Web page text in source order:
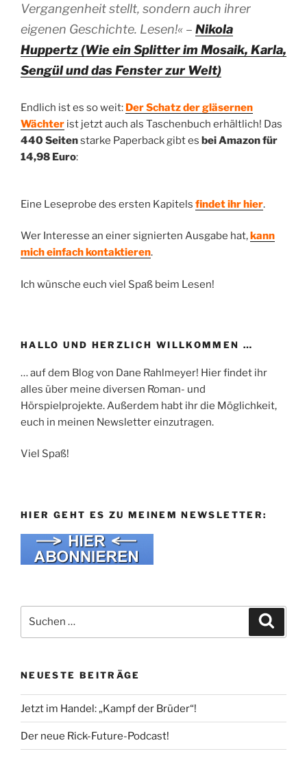
Vergangenheit stellt, sondern auch ihrer
eigenen Geschichte. Lesen!« – Nikola
Huppertz (Wie ein Splitter im Mosaik, Karla,
Sengül und das Fenster zur Welt)
Endlich ist es so weit: Der Schatz der gläsernen
Wächter ist jetzt auch als Taschenbuch erhältlich! Das
440 Seitenstarke Paperback gibt es bei Amazonfür
14,98 Euro:
Eine Leseprobe des ersten Kapitels findet ihr hier.
Wer Interesse an einer signierten Ausgabe hat, kann
mich einfach kontaktieren.
Ich wünsche euch viel Spaß beim Lesen!
HALLO UND HERZLICH WILLKOMMEN …
… auf dem Blog von Dane Rahlmeyer! Hier findet ihr
alles über meine diversen Roman- und
Hörspielprojekte. Außerdem habt ihr die Möglichkeit,
euch in meinen Newsletter einzutragen.
Viel Spaß!
HIER GEHT ES ZU MEINEM NEWSLETTER:
nach:
NEUESTE BEITRÄGE
Jetzt im Handel: „Kampf der Brüder“!
Der neue Rick-Future-Podcast!